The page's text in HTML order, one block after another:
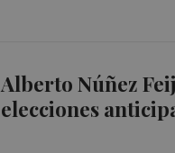
Alberto Núñez
elecciones